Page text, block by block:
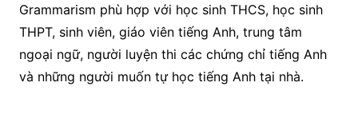
Grammarism phù hợp với học sinh THCS, học sinh
THPT, sinh viên, giáo viên tiếng Anh, trung tâm
ngoại ngữ, người luyện thi các chứng chỉ tiếng Anh
và những người muốn tự học tiếng Anh tại nhà.